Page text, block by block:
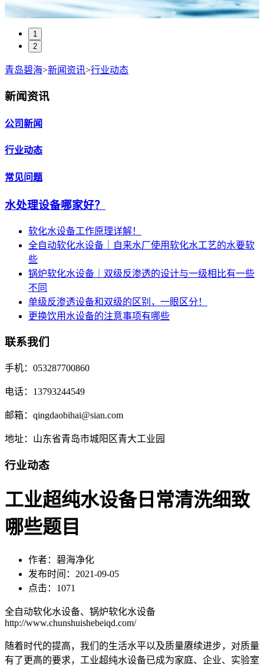
1
2
青岛碧海>新闻资讯>行业动态
新闻资讯
公司新闻
行业动态
常见问题
水处理设备哪家好？
软化水设备工作原理详解！
全自动软化水设备｜自来水厂使用软化水工艺的水要软
些
锅炉软化水设备｜双级反渗透的设计与一级相比有一些
不同
单级反渗透设备和双级的区别，一眼区分！
更换饮用水设备的注意事项有哪些
联系我们
手机：053287700860
电话：13793244549
邮箱：qingdaobihai@sian.com
地址：山东省青岛市城阳区青大工业园
行业动态
工业超纯水设备日常清洗细致
哪些题目
作者：碧海净化
发布时间：2021-09-05
点击：1071
全自动软化水设备、锅炉软化水设备
http://www.chunshuishebeiqd.com/
随着时代的提高，我们的生活水平以及质量赓续进步，对质量
有了更高的要求，工业超纯水设备已成为家庭、企业、实验室